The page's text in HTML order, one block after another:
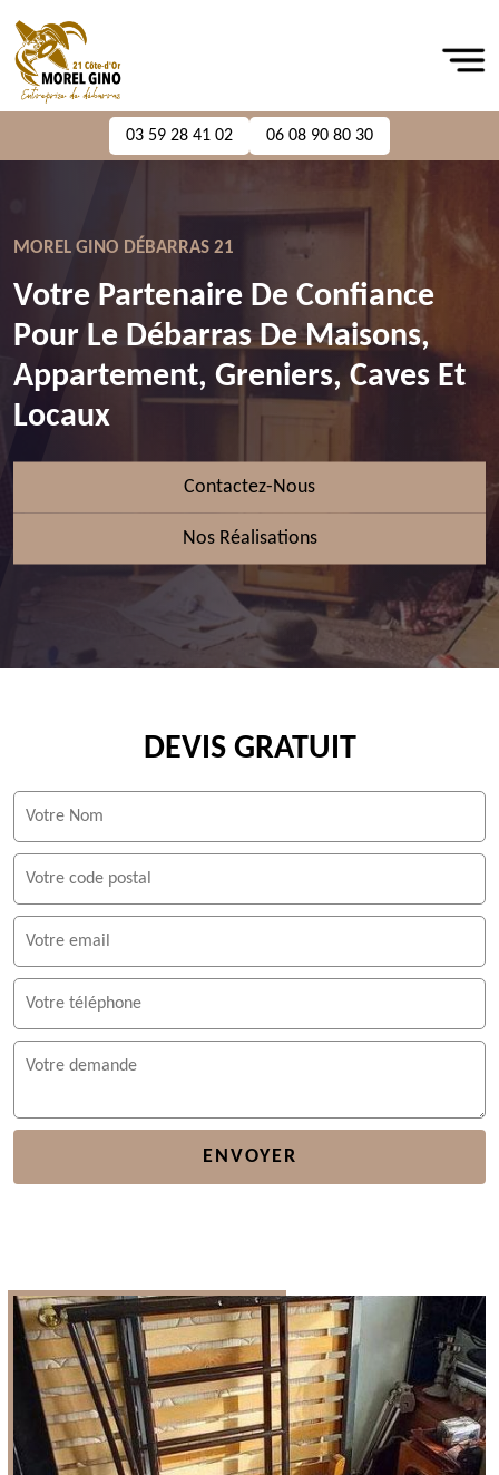
03 59 28 41 02 06 08 90 80 30
MOREL GINO DÉBARRAS 21
Votre Partenaire De Confiance
Pour Le Débarras De Maisons,
Appartement, Greniers, Caves Et
Locaux
Contactez-Nous
Nos Réalisations
DEVIS GRATUIT